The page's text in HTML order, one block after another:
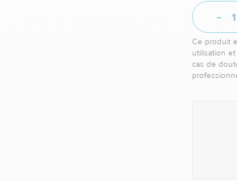
-
Ce produit
utilisation
cas de